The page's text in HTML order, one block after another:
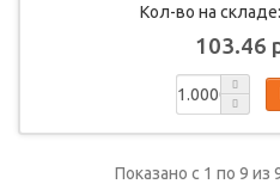
Кол-во на
103.46
Показано с 1 по 9 из